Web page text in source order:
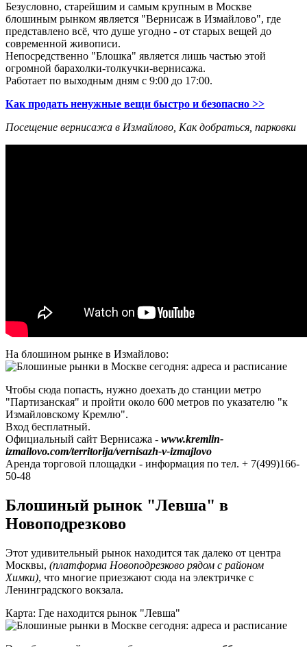
Безусловно, старейшим и самым крупным в Москве
блошиным рынком является "Вернисаж в Измайлово", где
представлено всё, что душе угодно - от старых вещей до
современной живописи.
Непосредственно "Блошка" является лишь частью этой
огромной барахолки-толкучки-вернисажа.
Работает по выходным дням с 9:00 до 17:00.
Как продать ненужные вещи быстро и безопасно >>
Посещение вернисажа в Измайлово, Как добраться, парковки
На блошином рынке в Измайлово:
Чтобы сюда попасть, нужно доехать до станции метро
"Партизанская" и пройти около 600 метров по указателю "к
Измайловскому Кремлю".
Вход бесплатный.
Официальный сайт Вернисажа - www.kremlin-
izmailovo.com/territorija/vernisazh-v-izmajlovo
Аренда торговой площадки - информация по тел. + 7(499)166-
50-48
Блошиный рынок "Левша" в
Новоподрезково
Этот удивительный рынок находится так далеко от центра
Москвы, (платформа Новоподрезково рядом с районом
Химки), что многие приезжают сюда на электричке с
Ленинградского вокзала.
Карта: Где находится рынок "Левша"